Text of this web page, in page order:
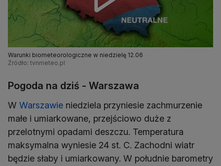
Warunki biometeorologiczne w niedzielę 12.06
Źródło: tvnmeteo.pl
Pogoda na dziś - Warszawa
W Warszawie niedziela przyniesie zachmurzenie
małe i umiarkowane, przejściowo duże z
przelotnymi opadami deszczu. Temperatura
maksymalna wyniesie 24 st. C. Zachodni wiatr
będzie słaby i umiarkowany. W południe barometry